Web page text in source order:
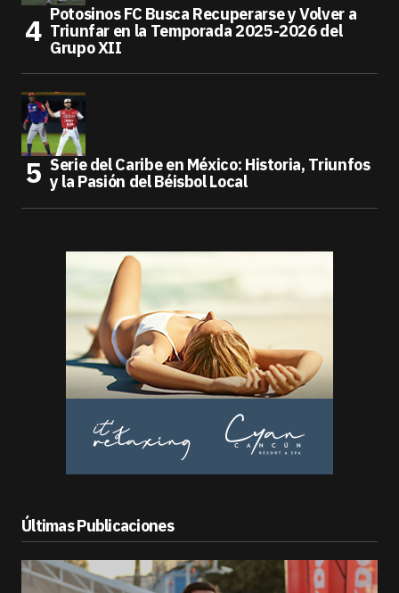
Potosinos FC Busca Recuperarse y Volver a
Triunfar en la Temporada 2025-2026 del
Grupo XII
Serie del Caribe en México: Historia, Triunfos
y la Pasión del Béisbol Local
Últimas Publicaciones